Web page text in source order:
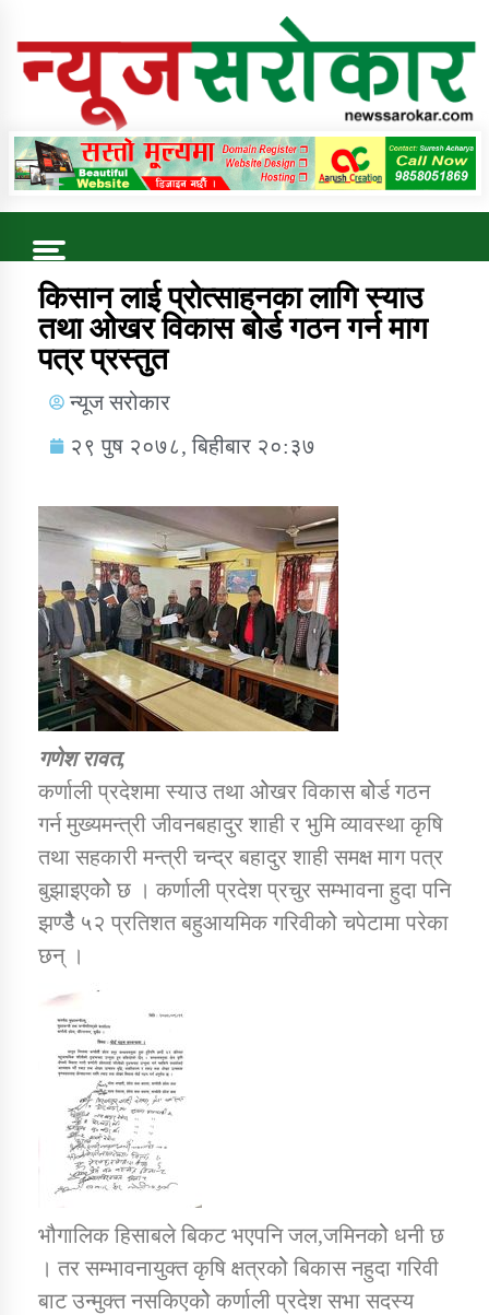
Online News Portal
Trending Now
डिभिजन कार्यालय जुम्लाको सुचना सन्देश
कर्णाली प्रविधि शिक्षालय जुम्लाको सुचना
सामाजिक बिकास कार्यालय जुम्लाकाे सुचना
कर्णाली प्राविधि शिक्षालय जुम्लाको सुचना
किसान लाई प्रोत्साहनका लागि स्याउ
तथा ओेखर विकास बोेर्ड गठन गर्न माग
पत्र प्रस्तुत
न्यूज सरोकार
२९ पुष २०७८, बिहीबार २०:३७
गणेश रावत,
कर्णाली प्रदेशमा स्याउ तथा ओेखर विकास बोेर्ड गठन
गर्न मुख्यमन्त्री जीवनबहादुर शाही र भुमि व्यावस्था कृषि
तथा सहकारी मन्त्री चन्द्र बहादुर शाही समक्ष माग पत्र
बुझाइएकोे छ । कर्णाली प्रदेश प्रचुर सम्भावना हुदा पनि
झण्डैैैै ५२ प्रतिशत बहुआयमिक गरिवीकोे चपेटामा परेका
छन् ।
भौगालिक हिसाबले बिकट भएपनि जल,जमिनकोे धनी छ
। तर सम्भावनायुक्त कृषि क्षत्रकोे बिकास नहुदा गरिवी
बाट उन्मुक्त नसकिएकोे कर्णाली प्रदेश सभा सदस्य